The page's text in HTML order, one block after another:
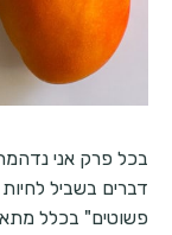
בכל פרק אני
דברים בשביל
פשוטים" בכלל